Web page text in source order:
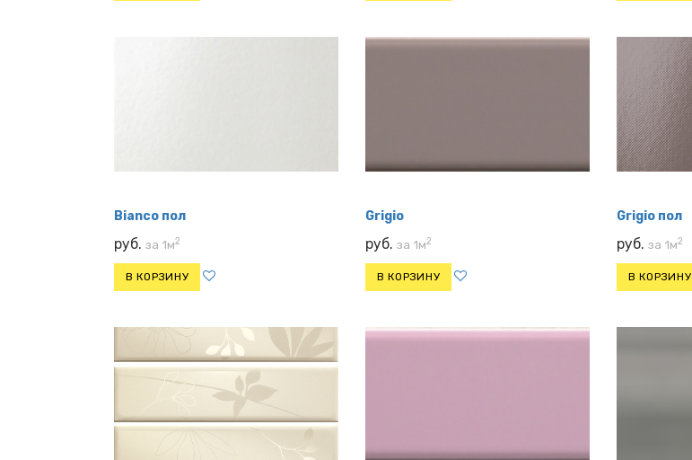
Bianco пол
руб. за 1м2
В КОРЗИНУ
Grigio
руб. за 1м2
В КОРЗИНУ
Grigio пол
руб. за 1м2
В КОРЗИНУ